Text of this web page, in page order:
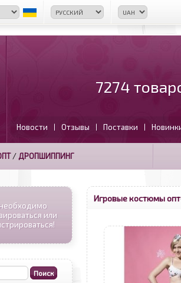
7274
Новости | Отзывы | Поставки |
/ ДРОПШИППИНГ
или
Игровые костюмы